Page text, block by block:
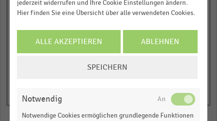
getätigte
Umsätze
2010201120122013201420152016201720182019202020212022202320242025
interactive
JETZT INFORMIEREN
jederzeit widerrufen und Ihre Cookie Einstellungen ändern.
Hier finden Sie eine Übersicht über alle verwendeten Cookies.
ALLE AKZEPTIEREN ABLEHNEN
SPEICHERN
Notwendig
Notwendige Cookies ermöglichen grundlegende Funktionen